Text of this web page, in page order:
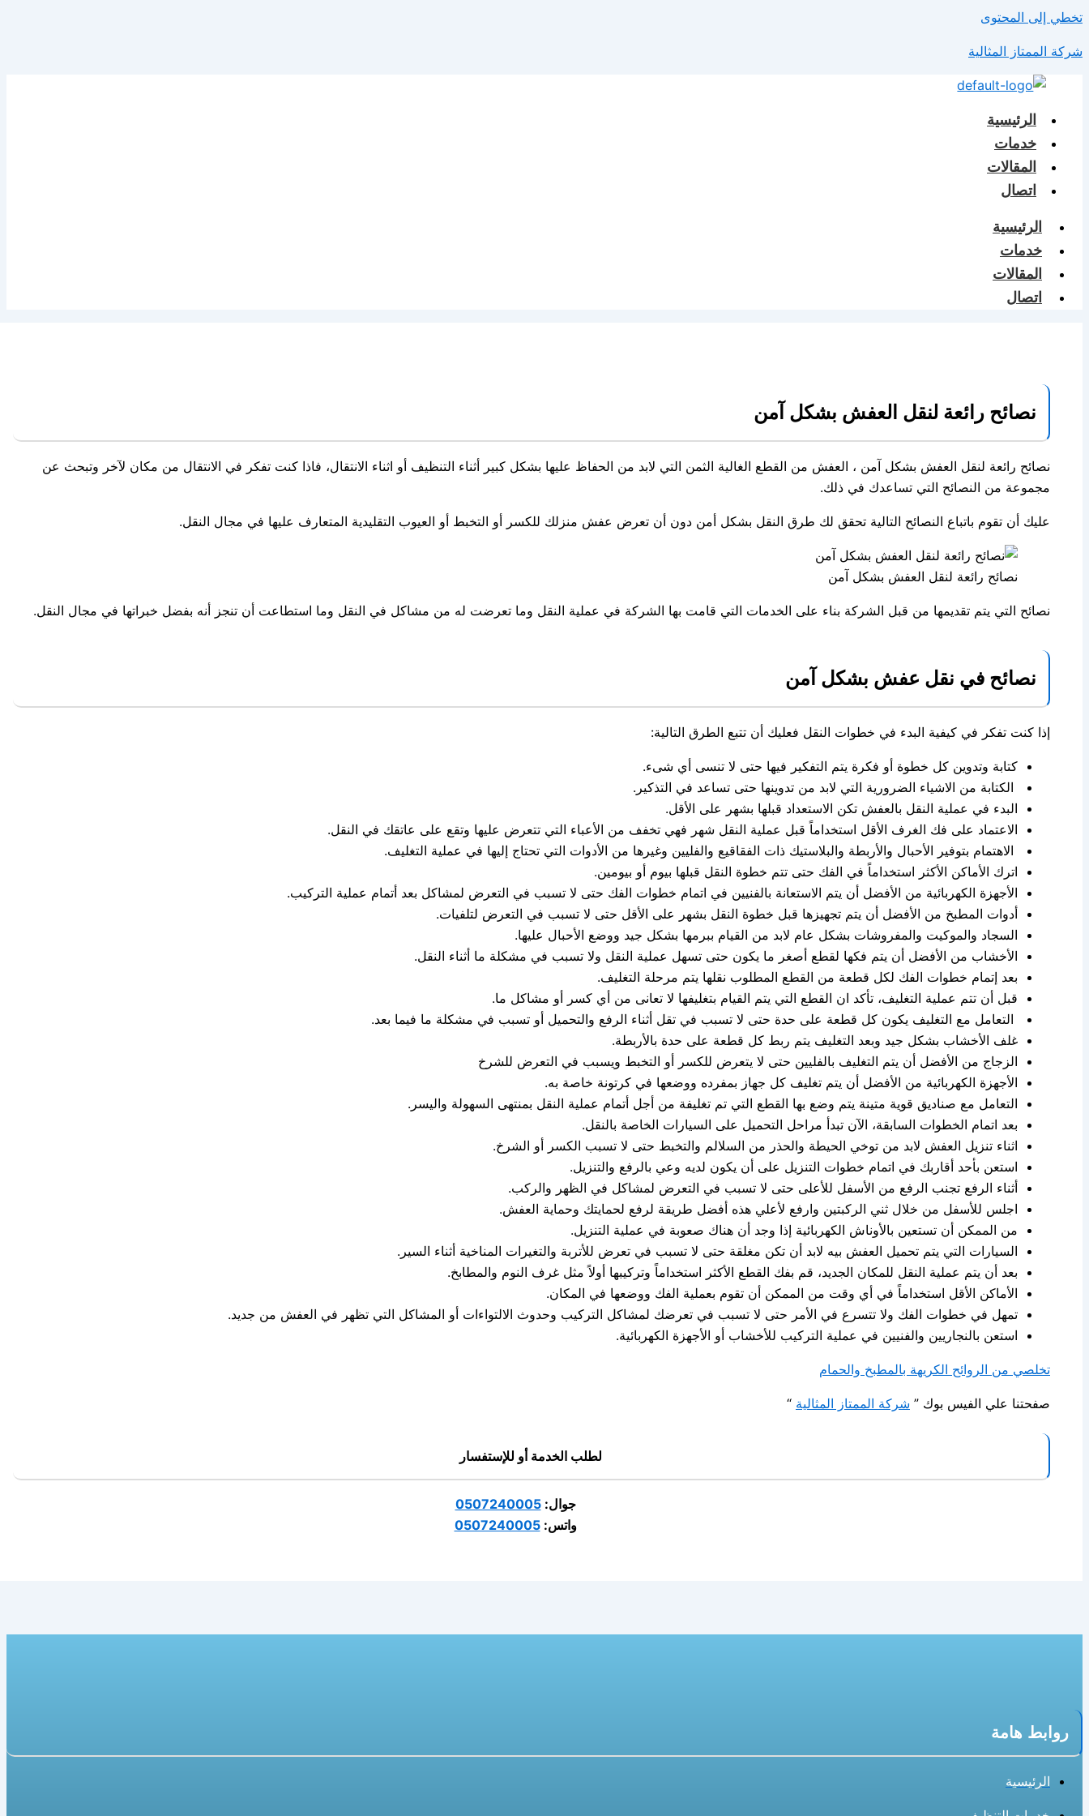
تخطي إلى المحتوى
شركة الممتاز المثالية
الرئيسية
خدمات
المقالات
اتصال
الرئيسية
خدمات
المقالات
اتصال
نصائح رائعة لنقل العفش بشكل آمن
نصائح رائعة لنقل العفش بشكل آمن ، العفش من القطع الغالية الثمن التي لابد من الحفاظ عليها بشكل كبير أثناء التنظيف أو اثناء الانتقال، فاذا كنت تفكر في الانتقال من مكان لآخر وتبحث عن
مجموعة من النصائح التي تساعدك في ذلك.
عليك أن تقوم باتباع النصائح التالية تحقق لك طرق النقل بشكل أمن دون أن تعرض عفش منزلك للكسر أو التخبط أو العيوب التقليدية المتعارف عليها في مجال النقل.
نصائح رائعة لنقل العفش بشكل آمن
نصائح التي يتم تقديمها من قبل الشركة بناء على الخدمات التي قامت بها الشركة في عملية النقل وما تعرضت له من مشاكل في النقل وما استطاعت أن تنجز أنه بفضل خبراتها في مجال النقل.
نصائح في نقل عفش بشكل آمن
إذا كنت تفكر في كيفية البدء في خطوات النقل فعليك أن تتبع الطرق التالية:
كتابة وتدوين كل خطوة أو فكرة يتم التفكير فيها حتى لا تنسى أي شىء.
الكتابة من الاشياء الضرورية التي لابد من تدوينها حتى تساعد في التذكير.
البدء في عملية النقل بالعفش تكن الاستعداد قبلها بشهر على الأقل.
الاعتماد على فك الغرف الأقل استخداماً قبل عملية النقل شهر فهي تخفف من الأعباء التي تتعرض عليها وتقع على عاتقك في النقل.
الاهتمام بتوفير الأحبال والأربطة والبلاستيك ذات الفقاقيع والفليين وغيرها من الأدوات التي تحتاج إليها في عملية التغليف.
اترك الأماكن الأكثر استخداماً في الفك حتى تتم خطوة النقل قبلها بيوم أو بيومين.
الأجهزة الكهربائية من الأفضل أن يتم الاستعانة بالفنيين في اتمام خطوات الفك حتى لا تسبب في التعرض لمشاكل بعد أتمام عملية التركيب.
أدوات المطبخ من الأفضل أن يتم تجهيزها قبل خطوة النقل بشهر على الأقل حتى لا تسبب في التعرض لتلفيات.
السجاد والموكيت والمفروشات بشكل عام لابد من القيام ببرمها بشكل جيد ووضع الأحبال عليها.
الأخشاب من الأفضل أن يتم فكها لقطع أصغر ما يكون حتى تسهل عملية النقل ولا تسبب في مشكلة ما أثناء النقل.
بعد إتمام خطوات الفك لكل قطعة من القطع المطلوب نقلها يتم مرحلة التغليف.
قبل أن تتم عملية التغليف، تأكد ان القطع التي يتم القيام بتغليفها لا تعانى من أي كسر أو مشاكل ما.
التعامل مع التغليف يكون كل قطعة على حدة حتى لا تسبب في تقل أثناء الرفع والتحميل أو تسبب في مشكلة ما فيما بعد.
غلف الأخشاب بشكل جيد وبعد التغليف يتم ربط كل قطعة على حدة بالأربطة.
الزجاج من الأفضل أن يتم التغليف بالفليين حتى لا يتعرض للكسر أو التخبط ويسبب في التعرض للشرخ
الأجهزة الكهربائية من الأفضل أن يتم تغليف كل جهاز بمفرده ووضعها في كرتونة خاصة به.
التعامل مع صناديق قوية متينة يتم وضع بها القطع التي تم تغليفة من أجل أتمام عملية النقل بمنتهى السهولة واليسر.
بعد اتمام الخطوات السابقة، الآن تبدأ مراحل التحميل على السيارات الخاصة بالنقل.
اثناء تنزيل العفش لابد من توخي الحيطة والحذر من السلالم والتخبط حتى لا تسبب الكسر أو الشرخ.
استعن بأحد أقاربك في اتمام خطوات التنزيل على أن يكون لديه وعي بالرفع والتنزيل.
أثناء الرفع تجنب الرفع من الأسفل للأعلى حتى لا تسبب في التعرض لمشاكل في الظهر والركب.
اجلس للأسفل من خلال ثني الركبتين وارفع لأعلي هذه أفضل طريقة لرفع لحمايتك وحماية العفش.
من الممكن أن تستعين بالأوناش الكهربائية إذا وجد أن هناك صعوبة في عملية التنزيل.
السيارات التي يتم تحميل العفش بيه لابد أن تكن مغلقة حتى لا تسبب في تعرض للأتربة والتغيرات المناخية أثناء السير.
بعد أن يتم عملية النقل للمكان الجديد، قم بفك القطع الأكثر استخداماً وتركيبها أولاً مثل غرف النوم والمطابخ.
الأماكن الأقل استخداماً في أي وقت من الممكن أن تقوم بعملية الفك ووضعها في المكان.
تمهل في خطوات الفك ولا تتسرع في الأمر حتى لا تسبب في تعرضك لمشاكل التركيب وحدوث الالتواءات أو المشاكل التي تظهر في العفش من جديد.
استعن بالنجاريين والفنيين في عملية التركيب للأخشاب أو الأجهزة الكهربائية.
تخلصي من الروائح الكريهة بالمطبخ والحمام
صفحتنا علي الفيس بوك ” شركة الممتاز المثالية “
لطلب الخدمة أو للإستفسار
جوال:0507240005
واتس:0507240005
روابط هامة
الرئيسية